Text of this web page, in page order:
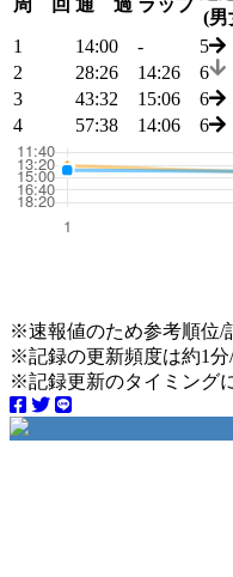
周 回 通 過 ラップ
(男
1
14:00 -
5
2
28:26 14:26
6
3
43:32 15:06
6
4
57:38 14:06 6
※速報値のため参考順位/
※記録の更新頻度は約1分/
※記録更新のタイミング